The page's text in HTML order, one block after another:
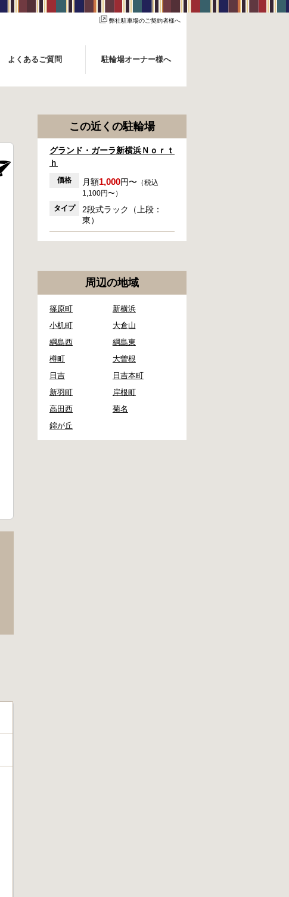
弊社駐車場のご契約者様へ
よくあるご質問 駐輪場オーナー様へ
この近くの駐輪場
グランド・ガーラ新横浜Ｎｏｒｔ
ｈ
価格 月額1,000円〜 （税込
1,100円〜）
タイプ
2段式ラック（上段：
東）
周辺の地域
篠原町
新横浜
小机町
大倉山
綱島西
綱島東
樽町
大曽根
日吉
日吉本町
新羽町
岸根町
高田西
菊名
錦が丘